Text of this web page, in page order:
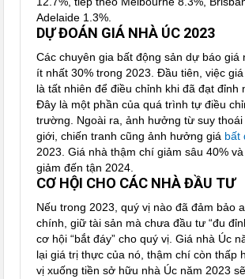
Adelaide 1.3%.
DỰ ĐOÁN GIÁ NHÀ ÚC 2023
Các chuyên gia bất động sản dự báo giá
ít nhất 30% trong 2023. Đầu tiên, việc
là tất nhiên để điều chỉnh khi đã đạt đỉnh
Đây là một phần của quá trình tự điều
trường. Ngoài ra, ảnh hưởng từ suy thoái
giới, chiến tranh cũng ảnh hưởng giá bất
2023. Giá nhà thậm chí giảm sâu 40%
giảm đến tận 2024.
CƠ HỘI CHO CÁC NHÀ ĐẦU TƯ
Nếu trong 2023, quý vị nào đã đảm bảo
chính, giữ tài sản mà chưa đầu tư “đu
cơ hội “bắt đáy” cho quý vị. Giá nhà Úc
lại giá trị thực của nó, thậm chí còn thấp
vị xuống tiền sở hữu nhà Úc năm 2023